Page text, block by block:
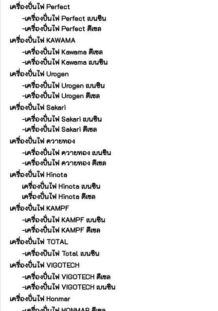
เครื่องปั่นไฟ Perfect
-เครื่องปั่นไฟ Perfect เบนซิน
-เครื่องปั่นไฟ Perfect ดีเซล
เครื่องปั่นไฟ KAWAMA
-เครื่องปั่นไฟ Kawama ดีเซล
-เครื่องปั่นไฟ Kawama เบนซิน
เครื่องปั่นไฟ Urogen
-เครื่องปั่นไฟ Urogen เบนซิน
-เครื่องปั่นไฟ Urogen ดีเซล
เครื่องปั่นไฟ Sakari
-เครื่องปั่นไฟ Sakari เบนซิน
-เครื่องปั่นไฟ Sakari ดีเซล
เครื่องปั่นไฟ ควายทอง
-เครื่องปั่นไฟ ควายทอง เบนซิน
-เครื่องปั่นไฟ ควายทอง ดีเซล
เครื่องปั่นไฟ Hinota
เครื่องปั่นไฟ Hinota เบนซิน
เครื่องปั่นไฟ Hinota ดีเซล
เครื่องปั่นไฟ KAMPF
-เครื่องปั่นไฟ KAMPF เบนซิน
-เครื่องปั่นไฟ KAMPF ดีเซล
เครื่องปั่นไฟ TOTAL
-เครื่องปันไฟ Total เบนซิน
เครื่องปั่นไฟ VIGOTECH
-เครื่องปั่นไฟ VIGOTECH ดีเซล
-เครื่องปั่นไฟ VIGOTECH เบนซิน
เครื่องปั่นไฟ Honmar